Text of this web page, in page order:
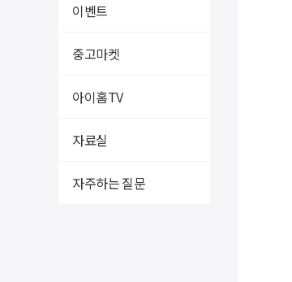
이벤트
중고마켓
아이홈TV
자료실
자주하는 질문